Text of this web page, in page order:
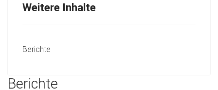
Weitere Inhalte
Berichte
Berichte